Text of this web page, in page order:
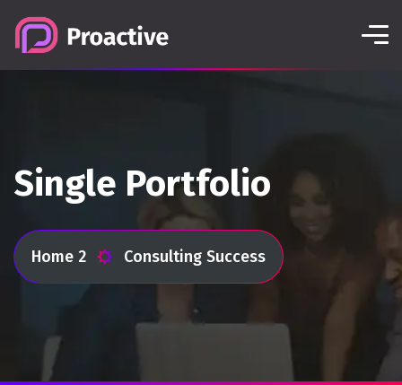
Single Portfolio
Home 2 Consulting Success